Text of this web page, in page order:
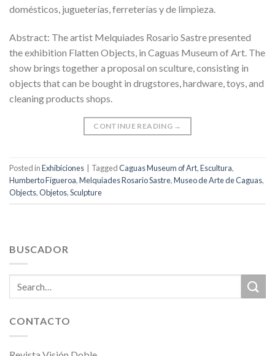
domésticos, jugueterías, ferreterías y de limpieza.
Abstract: The artist Melquiades Rosario Sastre presented
the exhibition Flatten Objects, in Caguas Museum of Art. The
show brings together a proposal on sculture, consisting in
objects that can be bought in drugstores, hardware, toys, and
cleaning products shops.
CONTINUE READING →
Posted inExhibiciones TaggedCaguas Museum of Art,Escultura,
Humberto Figueroa,Melquiades Rosario Sastre,Museo de Arte de Caguas,
Objects,Objetos,Sculpture
BUSCADOR
CONTACTO